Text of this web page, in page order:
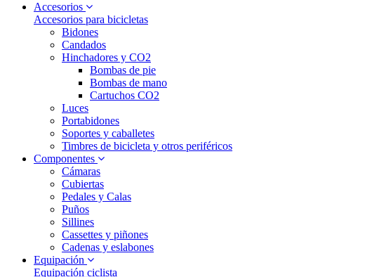
Accesorios
Accesorios para bicicletas
Bidones
Candados
Hinchadores y CO2
Bombas de pie
Bombas de mano
Cartuchos CO2
Luces
Portabidones
Soportes y caballetes
Timbres de bicicleta y otros periféricos
Componentes
Cámaras
Cubiertas
Pedales y Calas
Puños
Sillines
Cassettes y piñones
Cadenas y eslabones
Equipación
Equipación ciclista